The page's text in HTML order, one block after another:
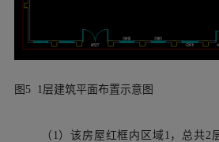
图5 1层建筑平面布置示意图
（1）该房屋红框内区域1，总共2